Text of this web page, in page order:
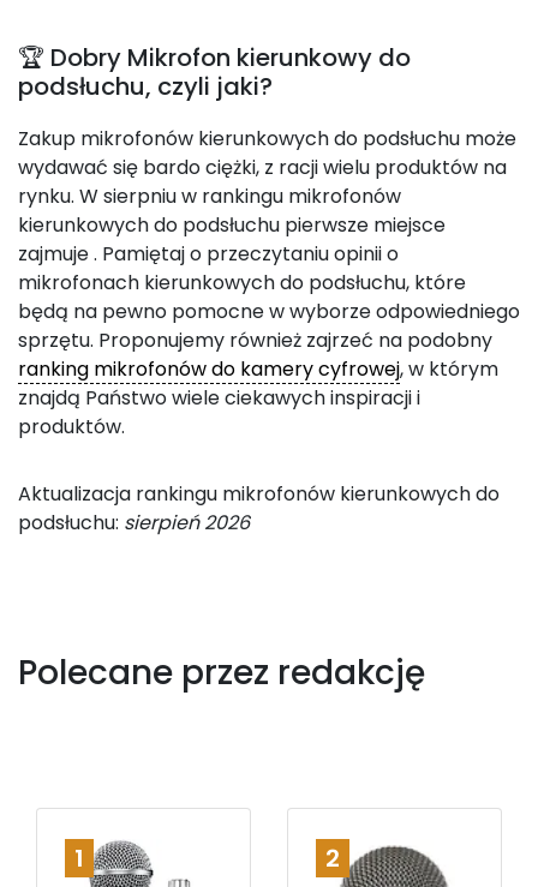
🏆 Dobry Mikrofon kierunkowy do
podsłuchu, czyli jaki?
Zakup mikrofonów kierunkowych do podsłuchu może
wydawać się bardo ciężki, z racji wielu produktów na
rynku. W sierpniu w rankingu mikrofonów
kierunkowych do podsłuchu pierwsze miejsce
zajmuje. Pamiętaj o przeczytaniu opinii o
mikrofonach kierunkowych do podsłuchu, które
będą na pewno pomocne w wyborze odpowiedniego
sprzętu. Proponujemy również zajrzeć na podobny
ranking mikrofonów do kamery cyfrowej, w którym
znajdą Państwo wiele ciekawych inspiracji i
produktów.
Aktualizacja rankingu mikrofonów kierunkowych do
podsłuchu: sierpień 2026
Polecane przez redakcję
1 2